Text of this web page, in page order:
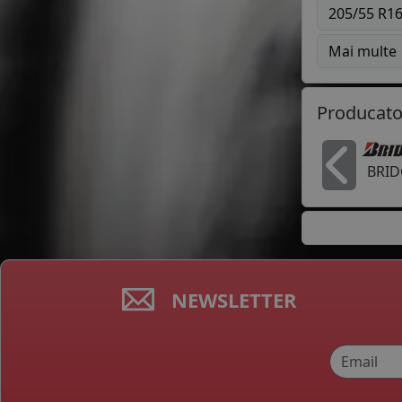
205/55 R16
Mai multe
NEWSLETTER